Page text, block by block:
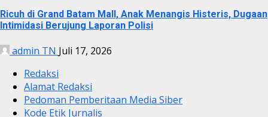
Ricuh di Grand Batam Mall, Anak Menangis Histeris, Dugaan
Intimidasi Berujung Laporan Polisi
admin TN Juli 17, 2026
Redaksi
Alamat Redaksi
Pedoman Pemberitaan Media Siber
Kode Etik Jurnalis